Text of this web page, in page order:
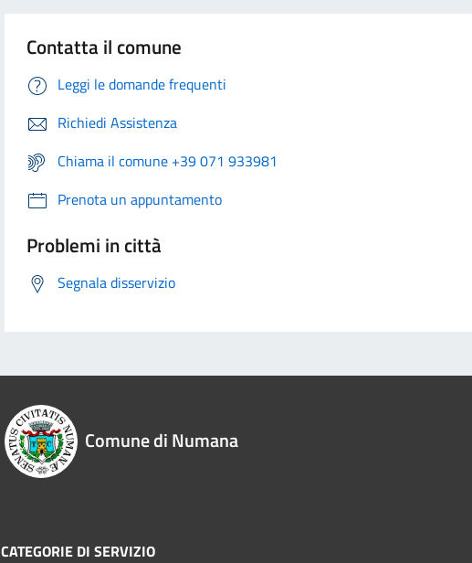
Contatta il comune
Leggi le domande frequenti
Richiedi Assistenza
Chiama il comune +39 071 933981
Prenota un appuntamento
Problemi in città
Segnala disservizio
Comune di Numana
CATEGORIE DI SERVIZIO